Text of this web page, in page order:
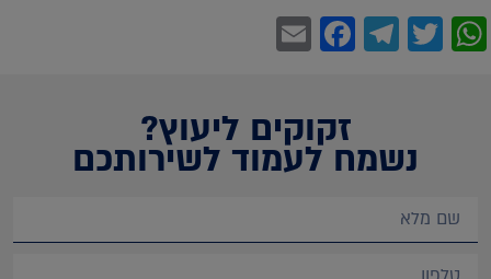
WhatsApp
Twitter
Telegram
Facebook
זקוקים ליעוץ?
נשמח לעמוד לשירותכם